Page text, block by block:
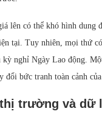
lên có thể khó hình dung
tại. Tuy nhiên, mọi thứ
nghỉ Ngày Lao động.
đổi bức tranh toàn cảnh
trường và dữ